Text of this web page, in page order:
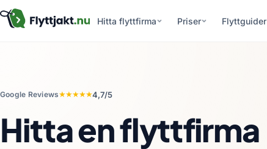
Hitta flyttfirma Priser Flyttguider
Google Reviews★★★★★4,7/5
Hitta en flyttfirma